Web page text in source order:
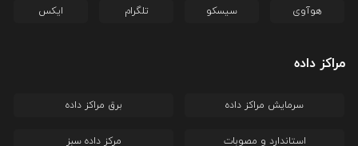
هوآوی سیسکو تلگرام ایکس
مراکز داده
سرمایش مراکز داده برق مراکز داده
استاندارد و مصوبات مرکز داده سبز